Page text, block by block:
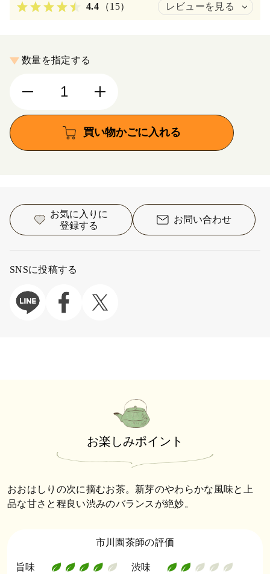
4.4 （15） レビューを見る
数量を指定する
買い物かごに入れる
お気に入りに
登録する
お問い合わせ
SNSに投稿する
お楽しみポイント
おおはしりの次に摘むお茶。新芽のやわらかな風味と上
品な甘さと程良い渋みのバランスが絶妙。
市川園茶師の評価
旨味
渋味